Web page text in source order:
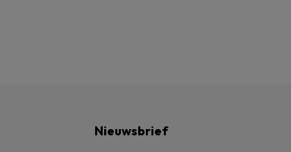
Nieuwsbrief